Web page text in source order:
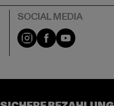
Instagram
FacebookYouTube